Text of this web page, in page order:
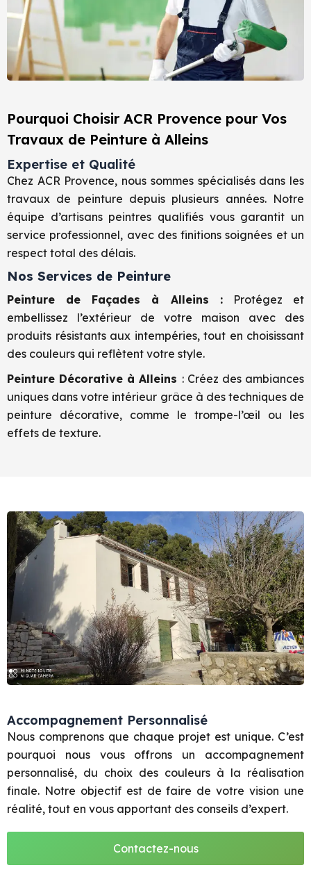
Pourquoi Choisir ACR Provence pour Vos
Travaux de Peinture à Alleins
Expertise et Qualité
Chez ACR Provence, nous sommes spécialisés dans les
travaux de peinture depuis plusieurs années. Notre
équipe d’artisans peintres qualifiés vous garantit un
service professionnel, avec des finitions soignées et un
respect total des délais.
Nos Services de Peinture
Peinture de Façades à Alleins :Protégez et
embellissez l’extérieur de votre maison avec des
produits résistants aux intempéries, tout en choisissant
des couleurs qui reflètent votre style.
Peinture Décorative à Alleins : Créez des ambiances
uniques dans votre intérieur grâce à des techniques de
peinture décorative, comme le trompe-l’œil ou les
effets de texture.
Accompagnement Personnalisé
Nous comprenons que chaque projet est unique. C’est
pourquoi nous vous offrons un accompagnement
personnalisé, du choix des couleurs à la réalisation
finale. Notre objectif est de faire de votre vision une
réalité, tout en vous apportant des conseils d’expert.
Contactez-nous